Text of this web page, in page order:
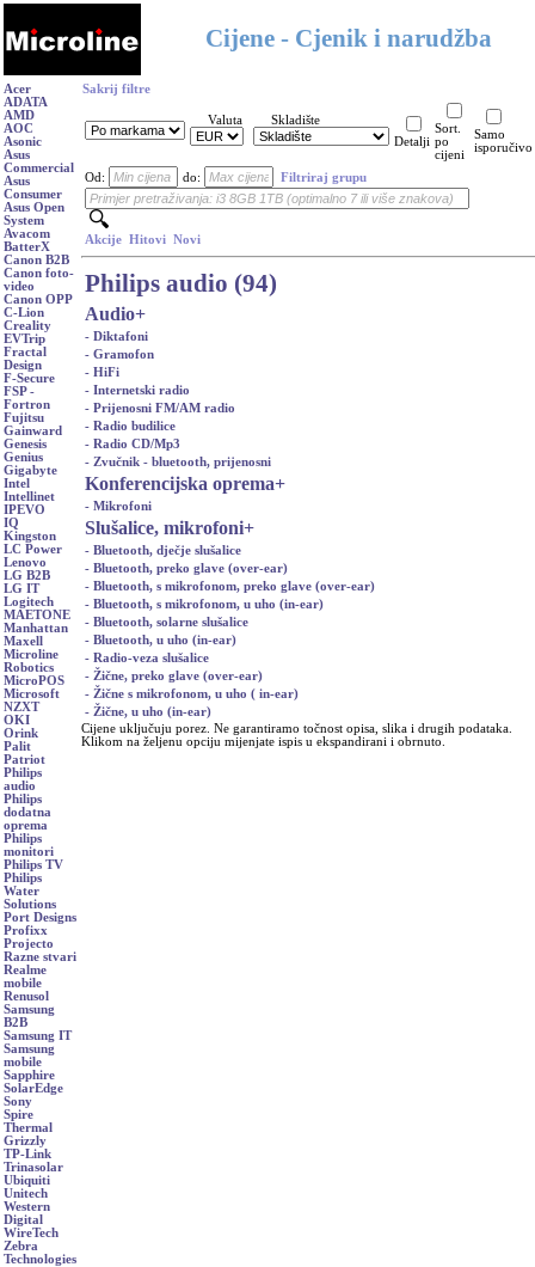
Cijene - Cjenik i narudžba
Acer
ADATA
AMD
AOC
Asonic
Asus
Commercial
Asus
Consumer
Asus Open
System
Avacom
BatterX
Canon B2B
Canon foto-
video
Canon OPP
C-Lion
Creality
EVTrip
Fractal
Design
F-Secure
FSP -
Fortron
Fujitsu
Gainward
Genesis
Genius
Gigabyte
Intel
Intellinet
IPEVO
IQ
Kingston
LC Power
Lenovo
LG B2B
LG IT
Logitech
MAETONE
Manhattan
Maxell
Microline
Robotics
MicroPOS
Microsoft
NZXT
OKI
Orink
Palit
Patriot
Philips
audio
Philips
dodatna
oprema
Philips
monitori
Philips TV
Philips
Water
Solutions
Port Designs
Profixx
Projecto
Razne stvari
Realme
mobile
Renusol
Samsung
B2B
Samsung IT
Samsung
mobile
Sapphire
SolarEdge
Sony
Spire
Thermal
Grizzly
TP-Link
Trinasolar
Ubiquiti
Unitech
Western
Digital
WireTech
Zebra
Technologies
Sakrij filtre
Valuta
Skladište
Detalji
Sort.
po
cijeni
Samo
isporučivo
Od: do: Filtriraj grupu
Akcije Hitovi Novi
Philips audio (94)
Audio+
- Diktafoni
- Gramofon
- HiFi
- Internetski radio
- Prijenosni FM/AM radio
- Radio budilice
- Radio CD/Mp3
- Zvučnik - bluetooth, prijenosni
Konferencijska oprema+
- Mikrofoni
Slušalice, mikrofoni+
- Bluetooth, dječje slušalice
- Bluetooth, preko glave (over-ear)
- Bluetooth, s mikrofonom, preko glave (over-ear)
- Bluetooth, s mikrofonom, u uho (in-ear)
- Bluetooth, solarne slušalice
- Bluetooth, u uho (in-ear)
- Radio-veza slušalice
- Žične, preko glave (over-ear)
- Žične s mikrofonom, u uho ( in-ear)
- Žične, u uho (in-ear)
Cijene uključuju porez. Ne garantiramo točnost opisa, slika i drugih podataka.
Klikom na željenu opciju mijenjate ispis u ekspandirani i obrnuto.